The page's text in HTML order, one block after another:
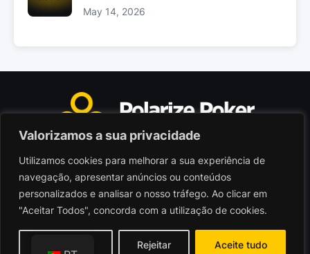
Valorizamos a sua privacidade
Utilizamos cookies para melhorar a sua experiência de
navegação, apresentar anúncios ou conteúdos
personalizados e analisar o nosso tráfego. Ao clicar em
"Aceitar Todos", concorda com a utilização de cookies.
Rejeitar Aceite tudo
May 14, 2026
Polarize Poker Limited, Malta
Sociedade comercial registada sob n.º C103402
© 2026 - Polarize Poker
Termos de Utilização